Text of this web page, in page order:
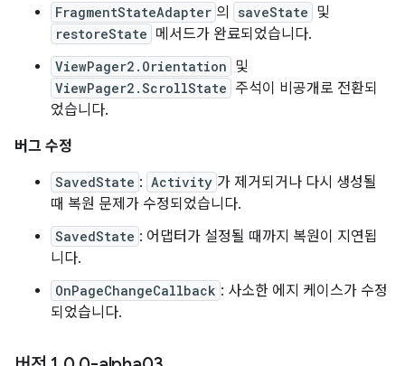
FragmentStateAdapter 의 saveState 및
restoreState 메서드가 완료되었습니다.
ViewPager2.Orientation 및
ViewPager2.ScrollState 주석이 비공개로 전환되
었습니다.
버그 수정
SavedState : Activity 가 제거되거나 다시 생성될
때 복원 문제가 수정되었습니다.
SavedState : 어댑터가 설정될 때까지 복원이 지연됩
니다.
OnPageChangeCallback : 사소한 에지 케이스가 수정
되었습니다.